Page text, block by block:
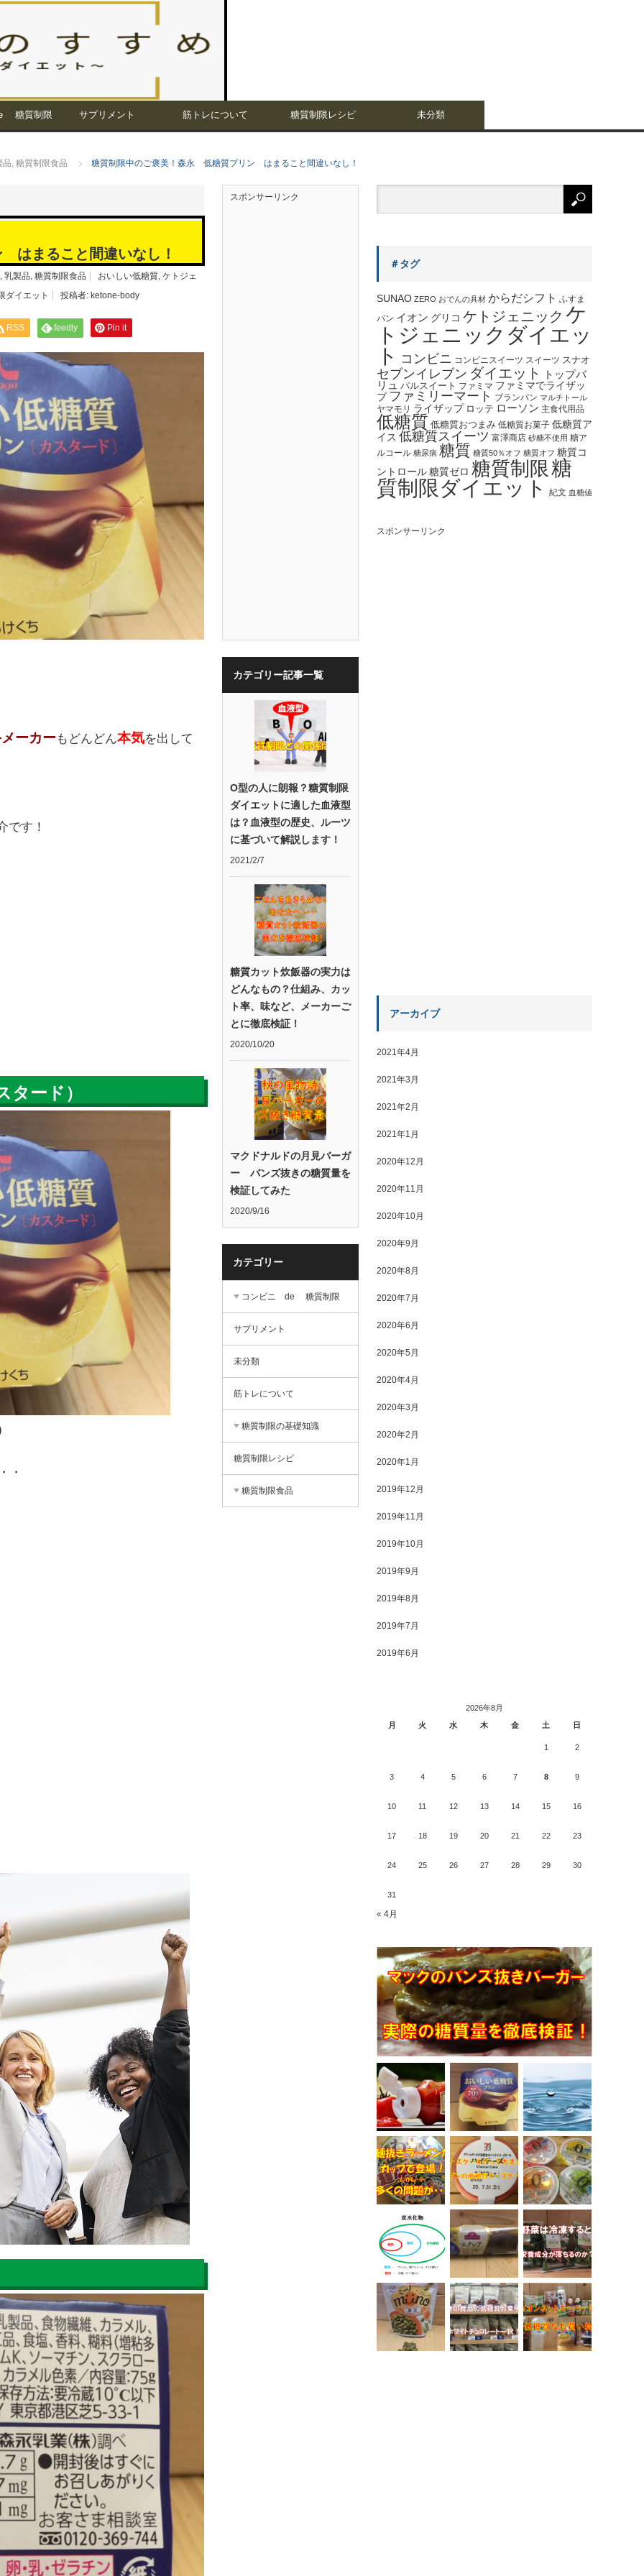
糖質制限 サプリメント 筋トレについて 糖質制限レシピ 未分類
品, 糖質制限食品 糖質制限中のご褒美！森永 低糖質プリン はまること間違いなし！
まること間違いなし！
, 乳製品, 糖質制限食品 おいしい低糖質, ケトジェ
ダイエット
投稿者: ketone-body
RSS feedly Pin it
ーカー もどんどん本気を出して
です！
ード）
・
スポンサーリンク
カテゴリー記事一覧
O型の人に朗報？糖質制限
ダイエットに適した血液型
は？血液型の歴史、ルーツ
に基づいて解説します！
2021/2/7
糖質カット炊飯器の実力は
どんなもの？仕組み、カッ
ト率、味など、メーカーご
とに徹底検証！
2020/10/20
マクドナルドの月見バーガ
ー バンズ抜きの糖質量を
検証してみた
2020/9/16
カテゴリー
コンビニ de 糖質制限
サプリメント
未分類
筋トレについて
糖質制限の基礎知識
糖質制限レシピ
糖質制限食品
＃タグ
SUNAO ZERO おでんの具材 からだシフト ふすま
パン イオン グリコ ケトジェニック ケ
トジェニックダイエッ
ト
コンビニ コンビニスイーツ スイーツ スナオ
セブンイレブン ダイエット
トップバ
リュ パルスイート ファミマ ファミマでライザッ
プ ファミリーマート ブランパン マルチトール
ヤマモリ ライザップ ロッテ ローソン 主食代用品
低糖質 低糖質おつまみ 低糖質お菓子 低糖質ア
イス 低糖質スイーツ 富澤商店 砂糖不使用 糖ア
ルコール 糖尿病 糖質 糖質50％オフ 糖質オフ 糖質コ
ントロール 糖質ゼロ 糖質制限 糖
質制限ダイエット
紀文 血糖値
スポンサーリンク
アーカイブ
2021年4月
2021年3月
2021年2月
2021年1月
2020年12月
2020年11月
2020年10月
2020年9月
2020年8月
2020年7月
2020年6月
2020年5月
2020年4月
2020年3月
2020年2月
2020年1月
2019年12月
2019年11月
2019年10月
2019年9月
2019年8月
2019年7月
2019年6月
2026年8月
月
火 水 木 金 土 日
1 2
3 4 5 6 7 8 9
10 11 12 13 14 15 16
17 18 19 20 21 22 23
24 25 26 27 28 29 30
31
« 4月